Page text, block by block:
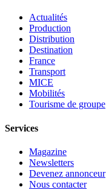
Actualités
Production
Distribution
Destination
France
Transport
MICE
Mobilités
Tourisme de groupe
Services
Magazine
Newsletters
Devenez annonceur
Nous contacter